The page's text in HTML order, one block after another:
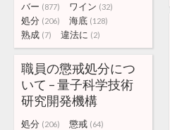
バー (877) ワイン (32)
処分 (206) 海底 (128)
熟成 (7) 違法に (2)
職員の懲戒処分につ
いて – 量子科学技術
研究開発機構
処分 (206) 懲戒 (64)